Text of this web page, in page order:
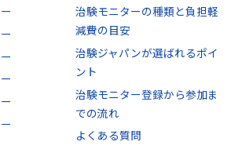
治験モニターの種類と負担軽
減費の目安
治験ジャパンが選ばれるポイ
ント
治験モニター登録から参加ま
での流れ
よくある質問